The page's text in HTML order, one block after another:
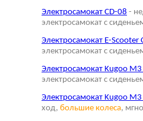
Электросамокат CD-08 -
электросамокат с
Электросамокат E-Scooter
электросамокат с
Электросамокат Kugoo M3
электросамокат с
Электросамокат Kugoo M3
ход, большие колеса,